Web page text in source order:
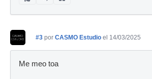
#3 por CASMO Estudio el 14/03/2025
Me meo toa